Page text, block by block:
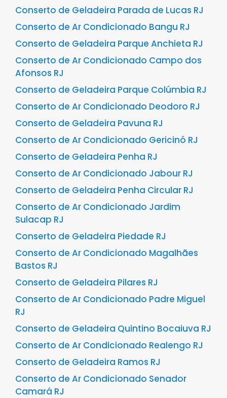
Conserto de Geladeira Parada de Lucas RJ
Conserto de Ar Condicionado Bangu RJ
Conserto de Geladeira Parque Anchieta RJ
Conserto de Ar Condicionado Campo dos
Afonsos RJ
Conserto de Geladeira Parque Colúmbia RJ
Conserto de Ar Condicionado Deodoro RJ
Conserto de Geladeira Pavuna RJ
Conserto de Ar Condicionado Gericinó RJ
Conserto de Geladeira Penha RJ
Conserto de Ar Condicionado Jabour RJ
Conserto de Geladeira Penha Circular RJ
Conserto de Ar Condicionado Jardim
Sulacap RJ
Conserto de Geladeira Piedade RJ
Conserto de Ar Condicionado Magalhães
Bastos RJ
Conserto de Geladeira Pilares RJ
Conserto de Ar Condicionado Padre Miguel
RJ
Conserto de Geladeira Quintino Bocaiuva RJ
Conserto de Ar Condicionado Realengo RJ
Conserto de Geladeira Ramos RJ
Conserto de Ar Condicionado Senador
Camará RJ